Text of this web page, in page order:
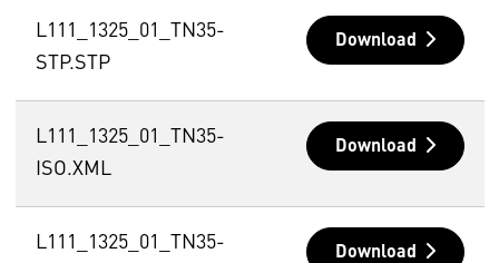
L111_1325_01_TN35-
STP.STP
Download
L111_1325_01_TN35-
ISO.XML
Download
L111_1325_01_TN35-
Download